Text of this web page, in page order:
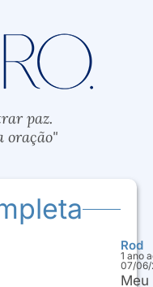
paz.
oração"
Rod
1 ano
07/06/